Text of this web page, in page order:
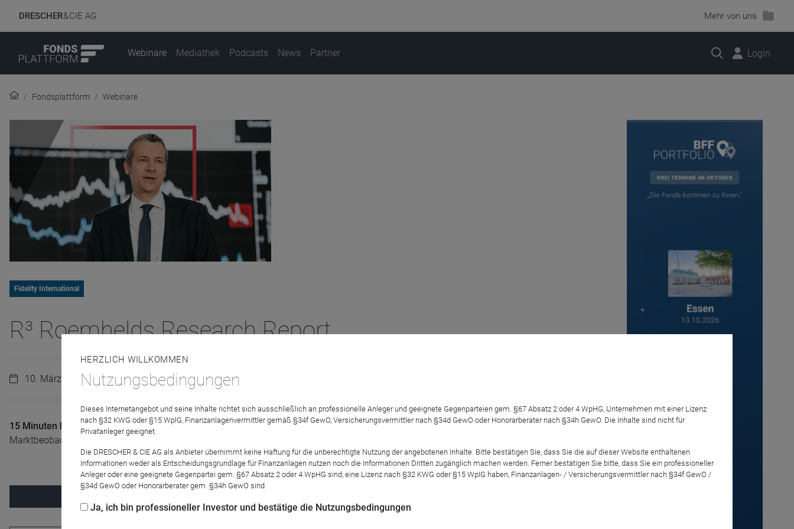
DRESCHER& CIE AG Mehr von uns
Suche Login
Webinare Mediathek Podcasts News Partner
Fondsplattform Webinare
Fidelity International
R³ Roemhelds Research Report
10. März 2026 | 08:45 Uhr
15 Minuten Kapitalmarkt - Carsten Roemheld gibt seine Einschätzung der makroökonomischen Ereignisse. Dabei hat er wichtige
Marktbeobachtungen sowie Erkenntnisse aus den Research-Teams von Fidelity stets im Blick.
HERZLICH WILLKOMMEN
Nutzungsbedingungen
Dieses Internetangebot und seine Inhalte richtet sich ausschließlich an professionelle Anleger und geeignete Gegenparteien gem. §67 Absatz 2 oder 4 WpHG, Unternehmen mit einer Lizenz
nach §32 KWG oder §15 WplG, Finanzanlagenvermittler gemäß §34f GewO, Versicherungsvermittler nach §34d GewO oder Honorarberater nach §34h GewO. Die Inhalte sind nicht für
Privatanleger geeignet.
Die DRESCHER & CIE AG als Anbieter übernimmt keine Haftung für die unberechtigte Nutzung der angebotenen Inhalte. Bitte bestätigen Sie, dass Sie die auf dieser Website enthaltenen
Informationen weder als Entscheidungsgrundlage für Finanzanlagen nutzen noch die Informationen Dritten zugänglich machen werden. Ferner bestätigen Sie bitte, dass Sie ein professioneller
Anleger oder eine geeignete Gegenpartei gem. §67 Absatz 2 oder 4 WpHG sind, eine Lizenz nach §32 KWG oder §15 WpIG haben, Finanzanlagen- / Versicherungsvermittler nach §34f GewO /
§34d GewO oder Honorarberater gem. §34h GewO sind.
Ja, ich bin professioneller Investor und bestätige die Nutzungsbedingungen